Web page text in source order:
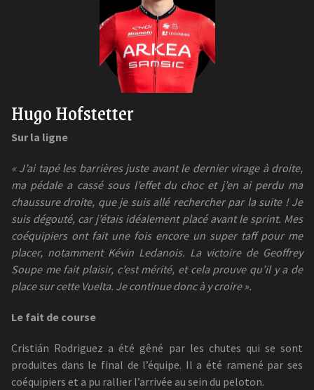
Hugo Hofstetter
Sur la ligne
« J’ai tapé les barrières juste avant le dernier virage à droite,
ma pédale a cassé sous l’effet du choc et j’en ai perdu ma
chaussure droite, que je suis allé rechercher par la suite ! Je
suis dégouté, car j’étais idéalement placé avant le sprint. Mes
coéquipiers ont fait une fois encore un super taff pour me
placer, notamment Kévin Ledanois. La victoire de Geoffrey
Soupe me fait plaisir, c’est mérité, et cela prouve qu’il y a de
place sur cette Vuelta. Je continue donc à y croire ».
Le fait de course
Cristián Rodriguez a été gêné par les chutes qui se sont
produites dans le final de l’équipe. Il a été ramené par ses
coéquipiers et a pu rallier l’arrivée au sein du peloton.